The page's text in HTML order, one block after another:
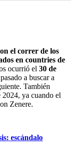
el correr de los
en countries de
ocurrió el 30 de
a buscar a
También
2024, ya cuando el
Zenere.
escándalo